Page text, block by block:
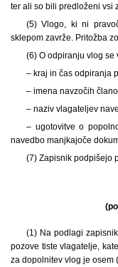
ter ali so bili predloženi vsi
(5) Vlogo, ki ni
sklepom zavrže. Pritožba
(6) O odpiranju vlog se
– kraj in čas odpiranja
– imena navzočih
– naziv vlagateljev
– ugotovitve o
navedbo manjkajoče
(7) Zapisnik podpišejo
(1) Na podlagi
pozove tiste vlagatelje,
za dopolnitev vlog je osem